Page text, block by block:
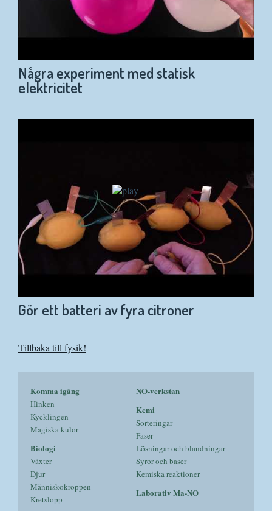
Några experiment med statisk
elektricitet
Gör ett batteri av fyra citroner
Tillbaka till fysik!
Komma igång
Hinken
Kycklingen
Magiska kulor
Biologi
Växter
Djur
Människokroppen
Kretslopp
NO-verkstan
Kemi
Sorteringar
Faser
Lösningar och blandningar
Syror och baser
Kemiska reaktioner
Laborativ Ma-NO